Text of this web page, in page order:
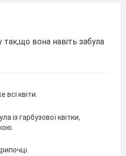
вона навіть забула
квіти.
із гарбузової квітки,